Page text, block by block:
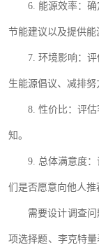
6. 能源效率：
节能建议以及提供能
7. 环境影响：
生能源倡议、减排努
8. 性价比：评
知。
9. 总体满意度
们是否愿意向他人推
需要设计调查
项选择题、李克特